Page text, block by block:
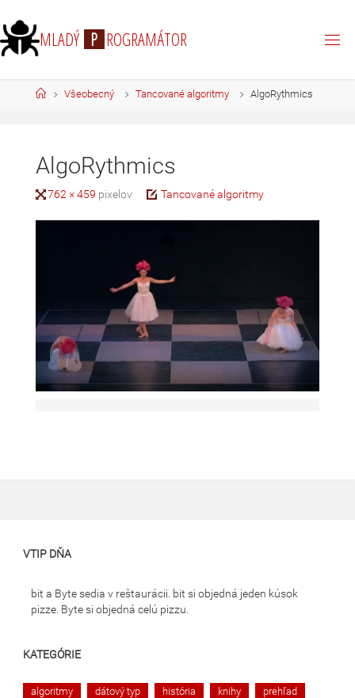
MLADÝ P ROGRAMÁTOR
Všeobecný Tancované algoritmy AlgoRythmics
AlgoRythmics
762 × 459 pixelov Tancované algoritmy
VTIP DŇA
bit a Byte sedia v reštaurácii. bit si objedná jeden kúsok
pizze. Byte si objedná celú pizzu.
KATEGÓRIE
algoritmy dátový typ história knihy prehľad